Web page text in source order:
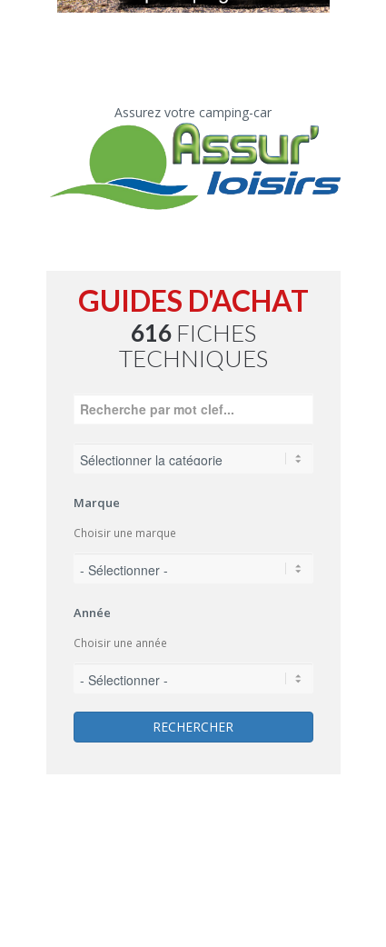
Assurez votre camping-car
GUIDES D'ACHAT
616FICHES
TECHNIQUES
Marque
Choisir une marque
Année
Choisir une année
RECHERCHER